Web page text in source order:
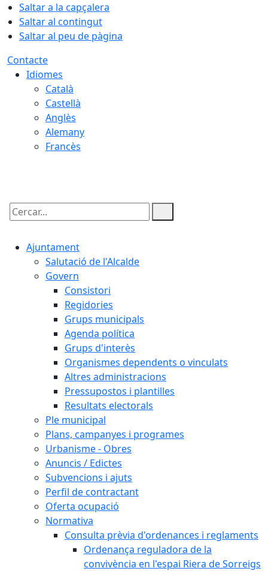
Saltar a la capçalera
Saltar al contingut
Saltar al peu de pàgina
Contacte
Idiomes
Català
Castellà
Anglès
Alemany
Francès
Cercar:
Ajuntament
Salutació de l'Alcalde
Govern
Consistori
Regidories
Grups municipals
Agenda política
Grups d'interès
Organismes dependents o vinculats
Altres administracions
Pressupostos i plantilles
Resultats electorals
Ple municipal
Plans, campanyes i programes
Urbanisme - Obres
Anuncis / Edictes
Subvencions i ajuts
Perfil de contractant
Oferta ocupació
Normativa
Consulta prèvia d'ordenances i reglaments
Ordenança reguladora de la
convivència en l'espai Riera de Sorreigs